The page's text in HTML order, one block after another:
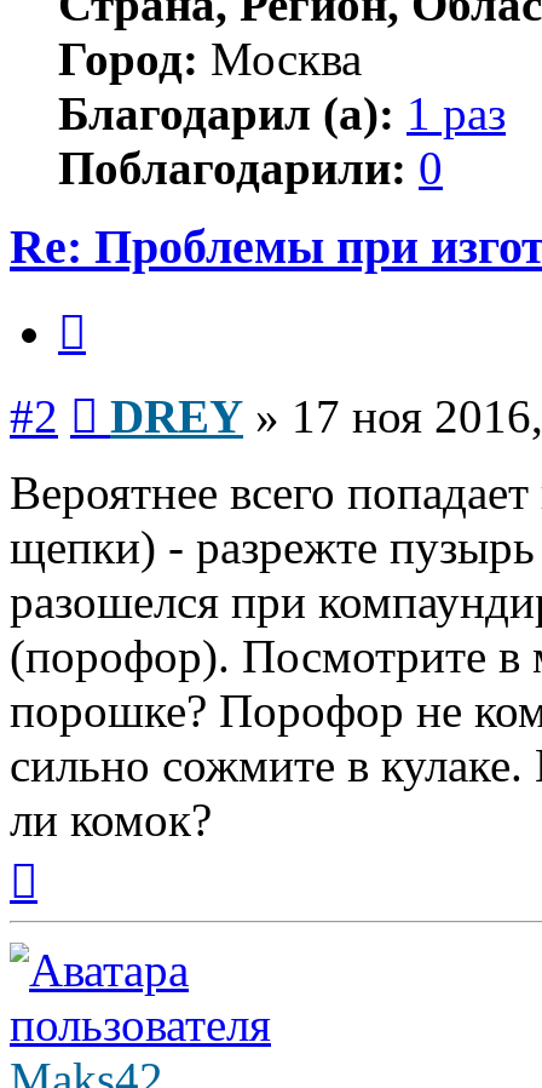
Город: Москва
Благодарил (а): 1 раз
Поблагодарили: 0
Re: Проблемы при
#2 DREY » 17 ноя
Вероятнее всего
щепки) - разрежте
разошелся при
(порофор). Посмотрите в
порошке? Порофор не
сильно сожмите в
ли комок?
началу